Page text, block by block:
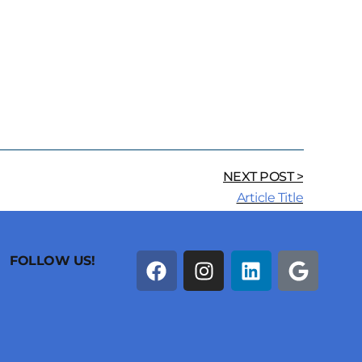
NEXT POST >
Article Title
FOLLOW US!